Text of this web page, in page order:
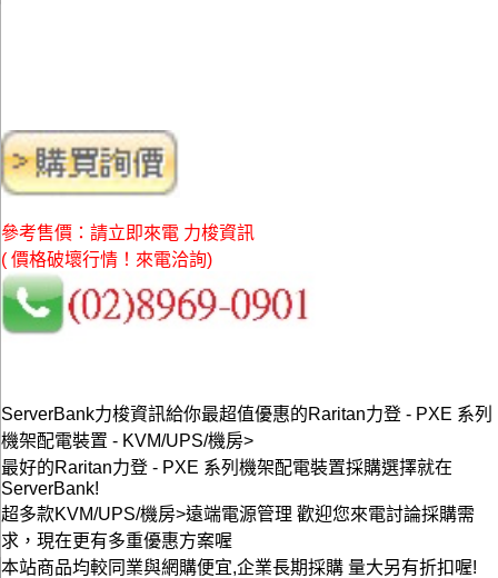
參考售價：請立即來電 力梭資訊
( 價格破壞行情！來電洽詢)
ServerBank力梭資訊給你最超值優惠的Raritan力登 - PXE 系列
機架配電裝置 - KVM/UPS/機房>
最好的Raritan力登 - PXE 系列機架配電裝置採購選擇就在
ServerBank!
超多款KVM/UPS/機房>遠端電源管理 歡迎您來電討論採購需
求，現在更有多重優惠方案喔
本站商品均較同業與網購便宜,企業長期採購 量大另有折扣喔!